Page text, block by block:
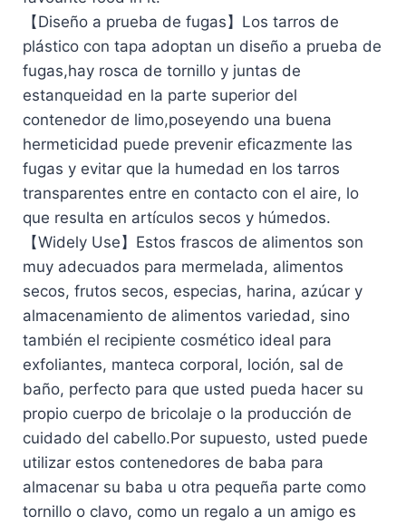
【Diseño a prueba de fugas】Los tarros de
plástico con tapa adoptan un diseño a prueba de
fugas,hay rosca de tornillo y juntas de
estanqueidad en la parte superior del
contenedor de limo,poseyendo una buena
hermeticidad puede prevenir eficazmente las
fugas y evitar que la humedad en los tarros
transparentes entre en contacto con el aire, lo
que resulta en artículos secos y húmedos.
【Widely Use】Estos frascos de alimentos son
muy adecuados para mermelada, alimentos
secos, frutos secos, especias, harina, azúcar y
almacenamiento de alimentos variedad, sino
también el recipiente cosmético ideal para
exfoliantes, manteca corporal, loción, sal de
baño, perfecto para que usted pueda hacer su
propio cuerpo de bricolaje o la producción de
cuidado del cabello.Por supuesto, usted puede
utilizar estos contenedores de baba para
almacenar su baba u otra pequeña parte como
tornillo o clavo, como un regalo a un amigo es